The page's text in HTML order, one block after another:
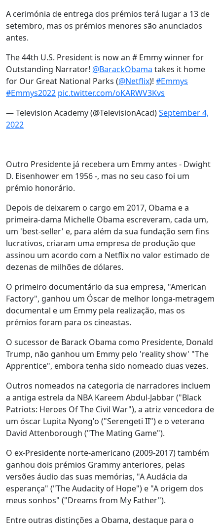
A cerimónia de entrega dos prémios terá lugar a 13 de
setembro, mas os prémios menores são anunciados
antes.
The 44th U.S. President is now an # Emmy winner for
Outstanding Narrator! @BarackObama takes it home
for Our Great National Parks (@Netflix)! #Emmys
#Emmys2022 pic.twitter.com/oKARWV3Kvs
— Television Academy (@TelevisionAcad)September 4,
2022
Outro Presidente já recebera um Emmy antes - Dwight
D. Eisenhower em 1956 -, mas no seu caso foi um
prémio honorário.
Depois de deixarem o cargo em 2017, Obama e a
primeira-dama Michelle Obama escreveram, cada um,
um 'best-seller' e, para além da sua fundação sem fins
lucrativos, criaram uma empresa de produção que
assinou um acordo com a Netflix no valor estimado de
dezenas de milhões de dólares.
O primeiro documentário da sua empresa, "American
Factory", ganhou um Óscar de melhor longa-metragem
documental e um Emmy pela realização, mas os
prémios foram para os cineastas.
O sucessor de Barack Obama como Presidente, Donald
Trump, não ganhou um Emmy pelo 'reality show' "The
Apprentice", embora tenha sido nomeado duas vezes.
Outros nomeados na categoria de narradores incluem
a antiga estrela da NBA Kareem Abdul-Jabbar ("Black
Patriots: Heroes Of The Civil War"), a atriz vencedora de
um óscar Lupita Nyong'o ("Serengeti II") e o veterano
David Attenborough ("The Mating Game").
O ex-Presidente norte-americano (2009-2017) também
ganhou dois prémios Grammy anteriores, pelas
versões áudio das suas memórias, "A Audácia da
esperança" ("The Audacity of Hope") e "A origem dos
meus sonhos" ("Dreams from My Father").
Entre outras distinções a Obama, destaque para o